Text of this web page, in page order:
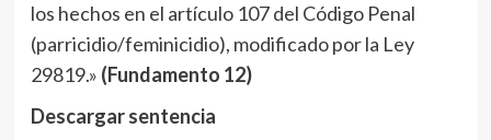
los hechos en el artículo 107 del Código Penal
(parricidio/feminicidio), modificado por la Ley
29819.» (Fundamento 12)
Descargar sentencia